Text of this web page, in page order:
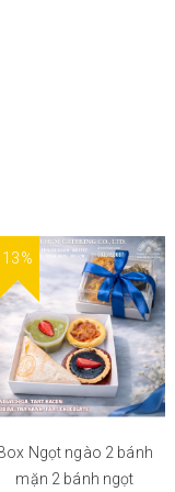
13%
Ngọt ngào 2 bánh
mặn 2 bánh ngọt